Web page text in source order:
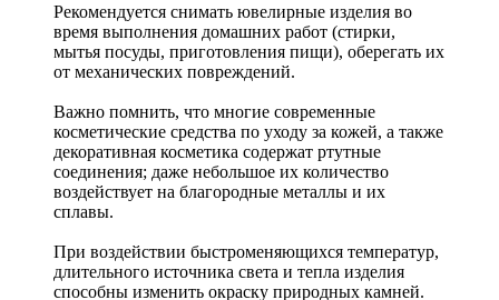
Рекомендуется снимать ювелирные изделия во
время выполнения домашних работ (стирки,
мытья посуды, приготовления пищи), оберегать их
от механических повреждений.
Важно помнить, что многие современные
косметические средства по уходу за кожей, а также
декоративная косметика содержат ртутные
соединения; даже небольшое их количество
воздействует на благородные металлы и их
сплавы.
При воздействии быстроменяющихся температур,
длительного источника света и тепла изделия
способны изменить окраску природных камней.